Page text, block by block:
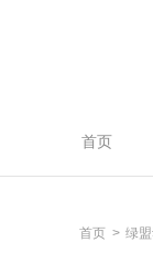
首页
首页 绿